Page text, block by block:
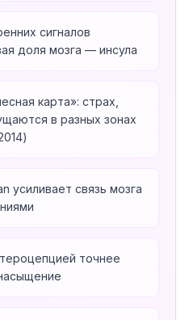
сигналов
доля мозга — инсула
карта»: страх,
в разных зонах
усиливает связь мозга
точнее